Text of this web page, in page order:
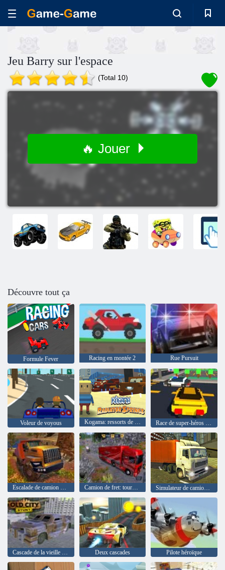
Jeu Barry sur l'espace
(Total 10)
🔥 Jouer
Découvre tout ça
Formule Fever Racing en montée 2 Rue Pursuit
Voleur de voyous Kogama: ressorts de radiateur Race de super-héros LEGO
Camion de fret: tournée euro-américaine Simulateur de camion de ville réel
Deux cascades Pilote héroïque